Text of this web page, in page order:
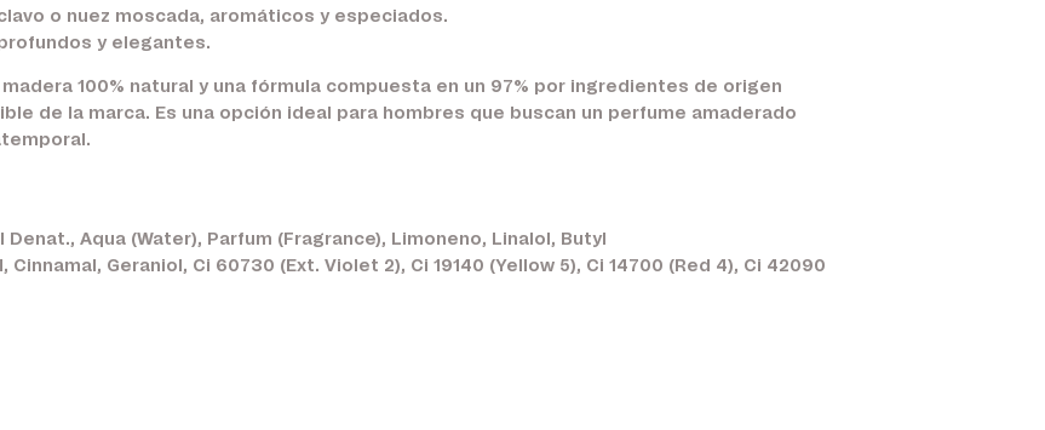
o nuez moscada, aromáticos y especiados.
y elegantes.
100% natural y una fórmula compuesta en un 97% por ingredientes de origen
de la marca. Es una opción ideal para hombres que buscan un perfume amaderado
Aqua (Water), Parfum (Fragrance), Limoneno, Linalol, Butyl
Geraniol, Ci 60730 (Ext. Violet 2), Ci 19140 (Yellow 5), Ci 14700 (Red 4), Ci 42090